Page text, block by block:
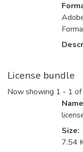
License bundle
Now showing 1 - 1
Size:
7.54